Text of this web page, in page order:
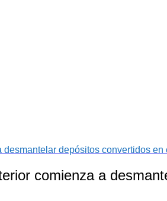
depósitos convertidos
comienza a